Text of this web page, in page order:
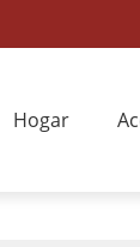
Hogar